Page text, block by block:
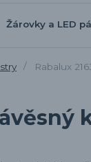
Žárovky a LED
Rabalux